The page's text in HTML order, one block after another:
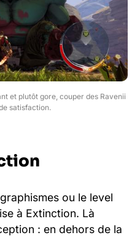
et plutôt gore, couper des Ravenii
satisfaction.
ou le level
à Extinction. Là
: en dehors de la